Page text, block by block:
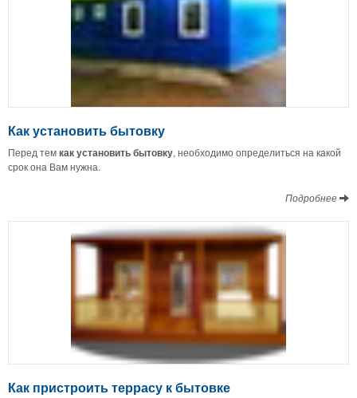
Как установить бытовку
Перед темкак установить бытовку, необходимо определиться на какой
срок она Вам нужна.
Подробнее
Как пристроить террасу к бытовке